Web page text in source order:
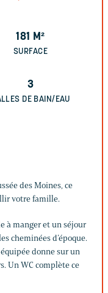
181 M²
SURFACE
3
DE BAIN/EAU
des Moines, ce
votre famille.
à manger et un séjour
cheminées d’époque.
donne sur un
Un WC complète ce